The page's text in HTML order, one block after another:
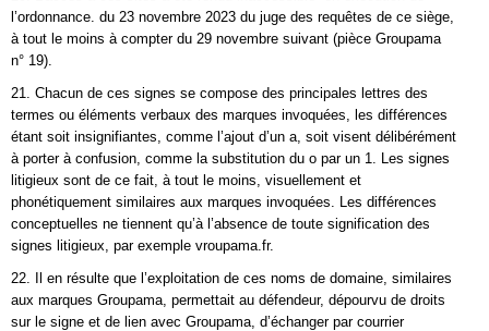
l’ordonnance. du 23 novembre 2023 du juge des requêtes de ce siège,
à tout le moins à compter du 29 novembre suivant (pièce Groupama
n° 19).
21. Chacun de ces signes se compose des principales lettres des
termes ou éléments verbaux des marques invoquées, les différences
étant soit insignifiantes, comme l’ajout d’un a, soit visent délibérément
à porter à confusion, comme la substitution du o par un 1. Les signes
litigieux sont de ce fait, à tout le moins, visuellement et
phonétiquement similaires aux marques invoquées. Les différences
conceptuelles ne tiennent qu’à l’absence de toute signification des
signes litigieux, par exemple vroupama.fr.
22. Il en résulte que l’exploitation de ces noms de domaine, similaires
aux marques Groupama, permettait au défendeur, dépourvu de droits
sur le signe et de lien avec Groupama, d’échanger par courrier